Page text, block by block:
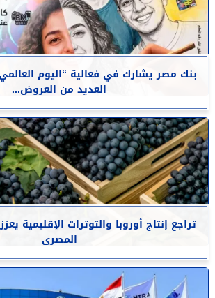
بنك مصر يشارك في فعالية “اليوم
العديد من العروض...
تراجع إنتاج أوروبا والتوترات الإقليمية
المصرى